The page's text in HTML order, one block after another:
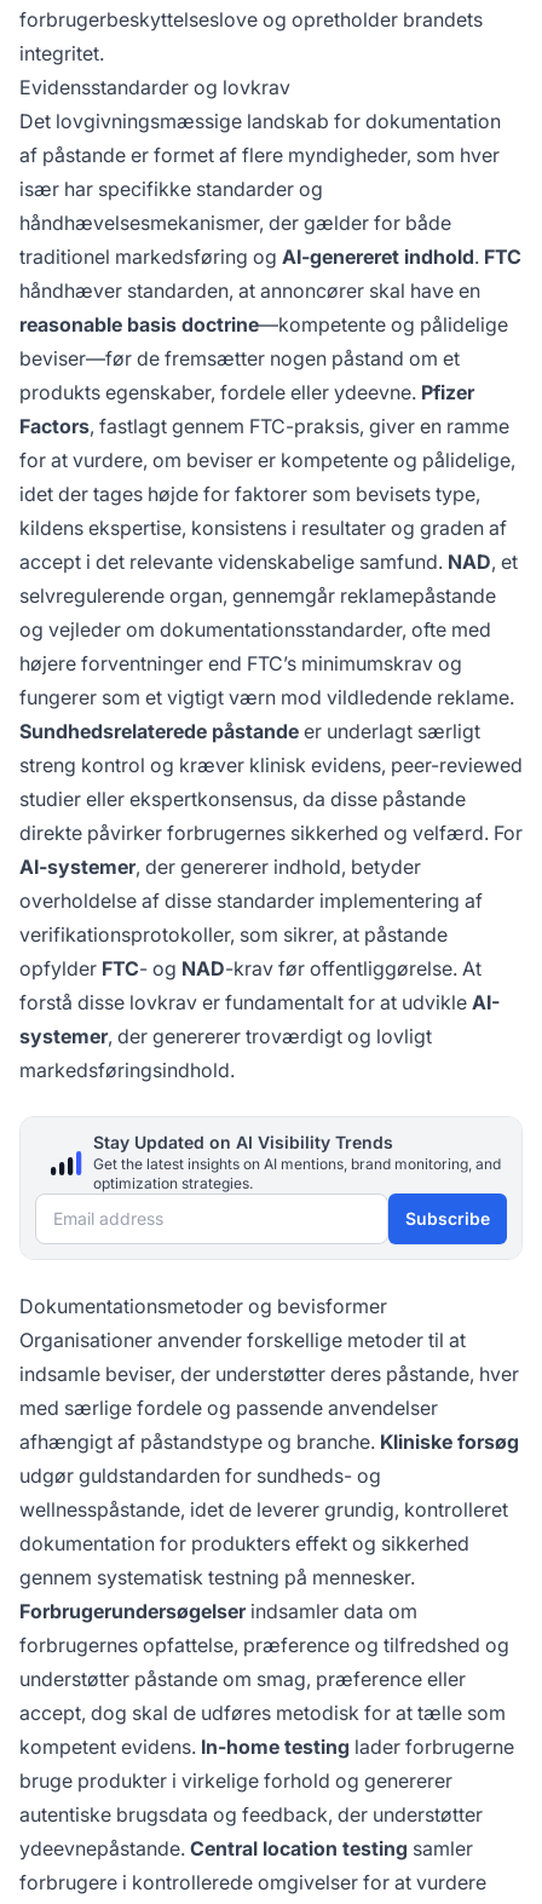
forbrugerbeskyttelseslove og opretholder brandets
integritet.
Evidensstandarder og lovkrav
Det lovgivningsmæssige landskab for dokumentation
af påstande er formet af flere myndigheder, som hver
især har specifikke standarder og
håndhævelsesmekanismer, der gælder for både
traditionel markedsføring og AI-genereret indhold. FTC
håndhæver standarden, at annoncører skal have en
reasonable basis doctrine—kompetente og pålidelige
beviser—før de fremsætter nogen påstand om et
produkts egenskaber, fordele eller ydeevne. Pfizer
Factors, fastlagt gennem FTC-praksis, giver en ramme
for at vurdere, om beviser er kompetente og pålidelige,
idet der tages højde for faktorer som bevisets type,
kildens ekspertise, konsistens i resultater og graden af
accept i det relevante videnskabelige samfund. NAD, et
selvregulerende organ, gennemgår reklamepåstande
og vejleder om dokumentationsstandarder, ofte med
højere forventninger end FTC’s minimumskrav og
fungerer som et vigtigt værn mod vildledende reklame.
Sundhedsrelaterede påstande er underlagt særligt
streng kontrol og kræver klinisk evidens, peer-reviewed
studier eller ekspertkonsensus, da disse påstande
direkte påvirker forbrugernes sikkerhed og velfærd. For
AI-systemer, der genererer indhold, betyder
overholdelse af disse standarder implementering af
verifikationsprotokoller, som sikrer, at påstande
opfylder FTC- og NAD-krav før offentliggørelse. At
forstå disse lovkrav er fundamentalt for at udvikle AI-
systemer, der genererer troværdigt og lovligt
markedsføringsindhold.
Stay Updated on AI Visibility Trends
Get the latest insights on AI mentions, brand monitoring, and
optimization strategies.
Email address Subscribe
Dokumentationsmetoder og bevisformer
Organisationer anvender forskellige metoder til at
indsamle beviser, der understøtter deres påstande, hver
med særlige fordele og passende anvendelser
afhængigt af påstandstype og branche. Kliniske forsøg
udgør guldstandarden for sundheds- og
wellnesspåstande, idet de leverer grundig, kontrolleret
dokumentation for produkters effekt og sikkerhed
gennem systematisk testning på mennesker.
Forbrugerundersøgelserindsamler data om
forbrugernes opfattelse, præference og tilfredshed og
understøtter påstande om smag, præference eller
accept, dog skal de udføres metodisk for at tælle som
kompetent evidens. In-home testing lader forbrugerne
bruge produkter i virkelige forhold og genererer
autentiske brugsdata og feedback, der understøtter
ydeevnepåstande. Central location testing samler
forbrugere i kontrollerede omgivelser for at vurdere